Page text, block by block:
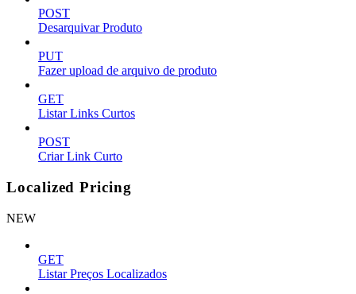
POST
Desarquivar Produto
PUT
Fazer upload de arquivo de produto
GET
Listar Links Curtos
POST
Criar Link Curto
Localized Pricing
NEW
GET
Listar Preços Localizados